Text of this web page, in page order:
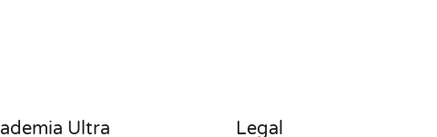
Ultra Legal